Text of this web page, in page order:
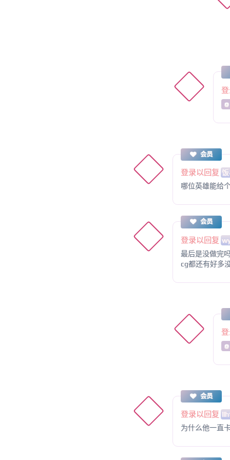
会员
登录以回复
哪位英雄能给
会员
登录以回复
最后是没做完
cg都还有好多
会员
登录以回复
为什么他一直